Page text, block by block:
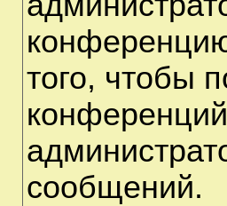
того, чтобы
сообщений.